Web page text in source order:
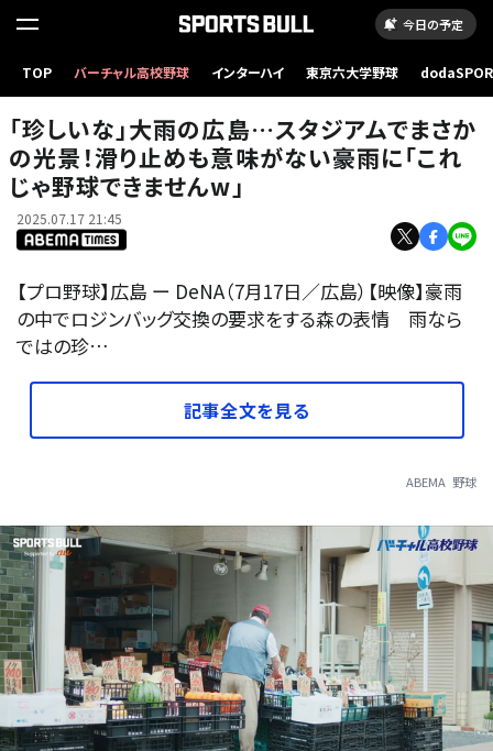
今日の予定
TOP バーチャル高校野球 インターハイ 東京六大学野球
ゃ野球できませんw」
「珍しいな」大雨の広島…スタジアムでまさか
の光景！滑り止めも意味がない豪雨に「これ
じゃ野球できませんw」
2025.07.17 21:45
【プロ野球】広島 ー DeNA（7月17日／広島）【映像】豪雨
の中でロジンバッグ交換の要求をする森の表情 雨なら
ではの珍…
記事全文を見る
ABEMA 野球